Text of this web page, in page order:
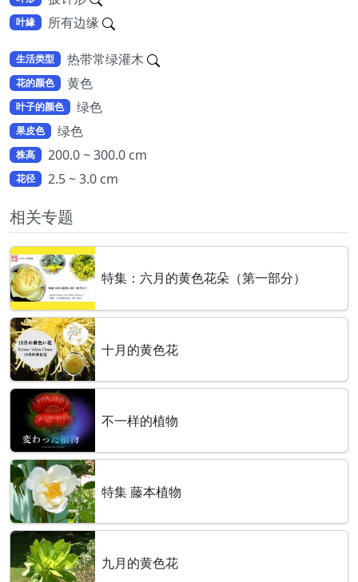
叶緣 所有边缘
生活类型 热带常绿灌木
花的颜色 黄色
叶子的颜色 绿色
果皮色 绿色
株高 200.0 ~ 300.0 cm
花径 2.5 ~ 3.0 cm
相关专题
特集：六月的黄色花朵（第一部分）
十月的黄色花
不一样的植物
特集 藤本植物
九月的黄色花